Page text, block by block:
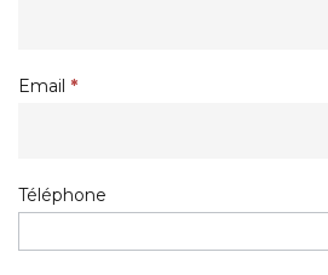
Email *
Téléphone